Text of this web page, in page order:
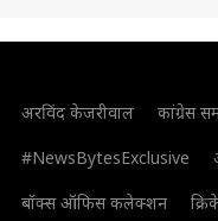
अरविंद केजरीवाल कांग्रेस
#NewsBytesExclusive
बॉक्स ऑफिस कलेक्शन